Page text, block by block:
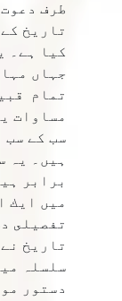
طرف
تاریخ
کیا ہے۔
جہاں
تمام
مساوات
سب کے سب
ہیں۔ یہ
برابر
ميں ايك
تفصيلى
تاریخ
سلسلہ
دستور